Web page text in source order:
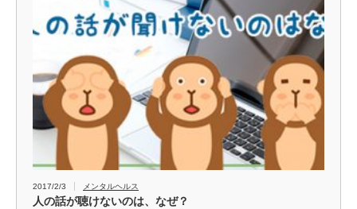
2017/2/3 メンタルヘルス
人の話が聴けないのは、なぜ？